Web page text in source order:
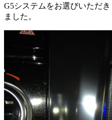
G5システムをお選びいただき
ました。